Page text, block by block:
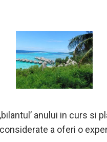
‚bilantul’ anului in curs si
considerate a oferi o